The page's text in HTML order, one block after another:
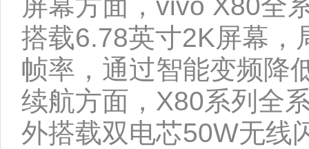
搭载6.78英寸2K屏幕，
帧率，通过智能变频降
续航方面，X80系列全
外搭载双电芯50W无线